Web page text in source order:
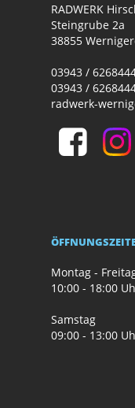
RADWERK
Steingrube 2a
38855
03943 /
03943 /
radwerk-
Montag -
10:00 - 18:00
Samstag
09:00 - 13:00